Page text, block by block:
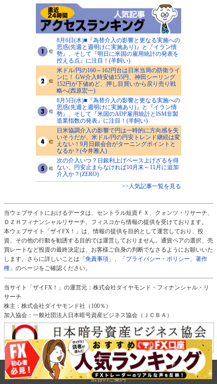
8月6日(木)■『為替介入の影響と更なる実施への
思惑(先週と週明けに実施あり)』と『イラン情
勢』、そして『明日に米国の雇用統計の発表を
控える点』に注目！(羊飼い)
米ドル/円の160～162円台は日米当局の防衛ライ
ンに！ GW介入時安値155円、神田シーリング
152円が下値めど、押し目買いから戻り売り戦
略へ(西原宏一)
8月5日(水)■『為替介入の影響と更なる実施への
思惑(先週と週明けに実施あり)』と『イラン情
勢』、そして『米国のADP雇用統計とISM非製
造業指数の発表』に注目！(羊飼い)
日米協調介入の影響で円は一時的に方向感を失
いそうだが、米ドル/円の円安トレンド継続は変
えない！9月日銀会合がターニングポイントと
なるか？(今井雅人)
次の介入いつ？日銀利上げペース上げざるを得
ない。円安止まらなければ10月末～11月に追加
介入か？(ZERO)
>>人気記事一覧を見る
当ウェブサイトにおけるデータは、セントラル短資ＦＸ、クォンツ・リサーチ、
ＤＺＨフィナンシャルリサーチ、フィスコから情報の提供を受けております。
本ウェブサイト「ザイFX！」は、情報の提供を目的として運営しており、投
資、その他の行動を勧誘する目的では運営しておりません。通貨ペアの選択、売
買レートなど投資の最終決定は、お客様ご自身の判断でなさるようにお願いいた
します。さらに詳しいことは 「免責事項」 、
「プライバシー・ポリシー、著作
権」 のページをご確認ください。
当サイト「ザイFX！」の運営元：株式会社ダイヤモンド・フィナンシャル・リ
サーチ
株主：株式会社ダイヤモンド社（100％）
加入協会：一般社団法人日本暗号資産ビジネス協会（ＪＣＢＡ）
免責事項 会社概要 プライバシー・ポリシー、著作権 サイトマップ タグ一覧
広告のご案内